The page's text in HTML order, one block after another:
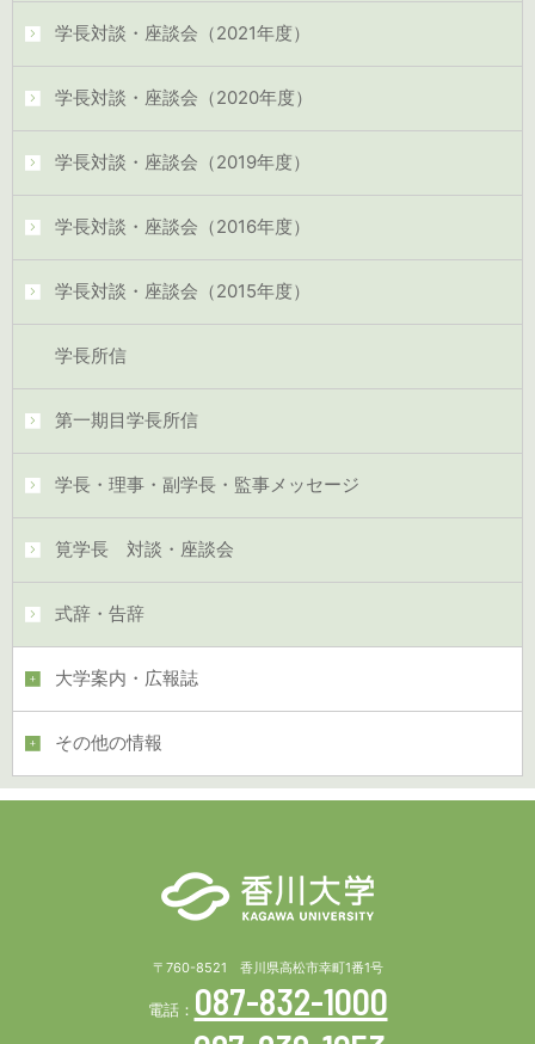
学長対談・座談会（2021年度）
学長対談・座談会（2020年度）
学長対談・座談会（2019年度）
学長対談・座談会（2016年度）
学長対談・座談会（2015年度）
学長所信
第一期目学長所信
学長・理事・副学長・監事メッセージ
筧学長 対談・座談会
式辞・告辞
大学案内・広報誌
その他の情報
〒760-8521 香川県高松市幸町1番1号
電話： 087-832-1000